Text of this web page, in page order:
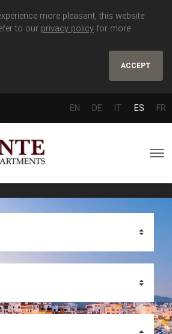
more pleasant, this website
to our privacy policy for more
ACCEPT
EN DE IT ES FR